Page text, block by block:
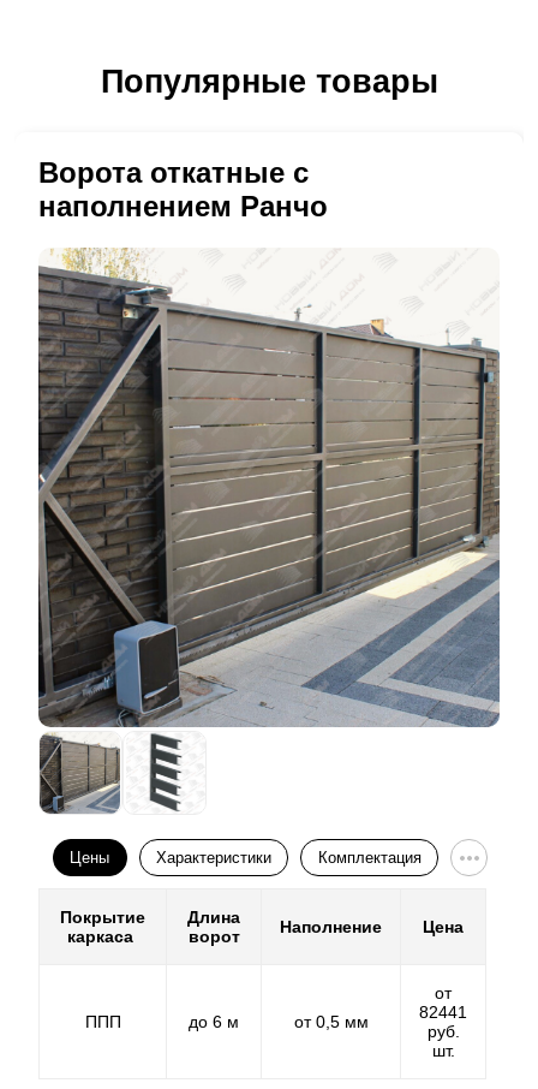
Популярные товары
Ворота откатные с
наполнением Ранчо
Цены Характеристики Комплектация
Покрытие
каркаса
Длина
ворот
Наполнение Цена
ППП до 6 м от 0,5 мм
от
82441
руб.
шт.